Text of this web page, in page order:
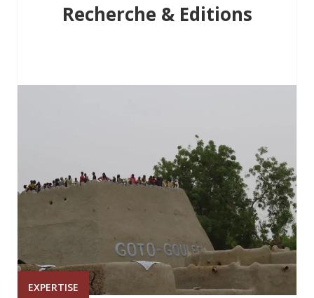
Recherche & Editions
EXPERTISE